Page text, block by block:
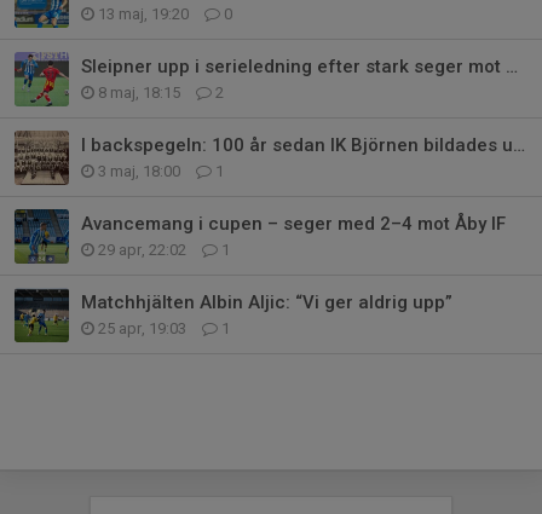
13 maj, 19:20 0
Sleipner upp i serieledning efter stark seger mot Syrianska FC
8 maj, 18:15 2
I backspegeln: 100 år sedan IK Björnen bildades ur IK Sleipner
3 maj, 18:00 1
Avancemang i cupen – seger med 2–4 mot Åby IF
29 apr, 22:02 1
Matchhjälten Albin Aljic: “Vi ger aldrig upp”
25 apr, 19:03 1